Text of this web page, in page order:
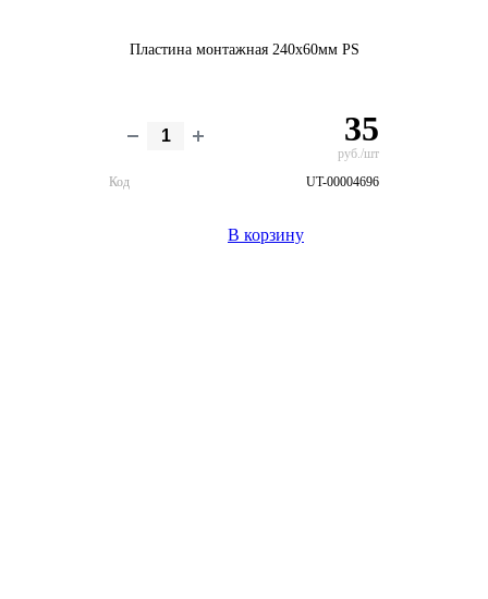
Пластина монтажная 240х60мм PS
35
руб./шт
Код
UT-00004696
В корзину